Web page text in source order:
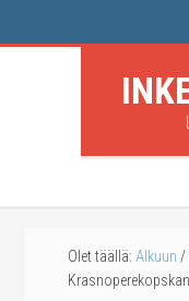
Olet täällä: Alkuun /